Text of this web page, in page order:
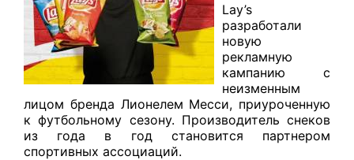
Lay’s
разработали
новую
рекламную
кампанию с
неизменным
лицом бренда Лионелем Месси, приуроченную
к футбольному сезону. Производитель снеков
из года в год становится партнером
спортивных ассоциаций.